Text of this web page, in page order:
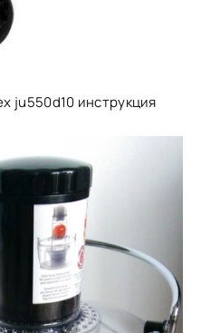
ju550d10 инструкция